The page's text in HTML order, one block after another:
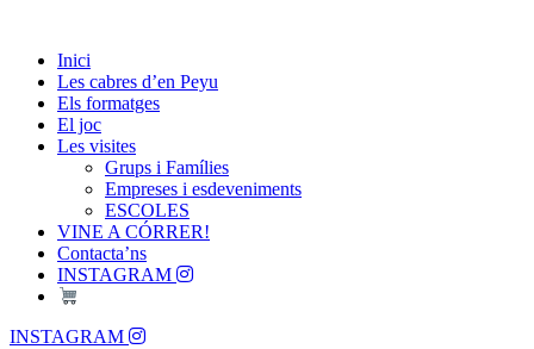
content
Les Cabres d'en Peyu
Inici
Les cabres d’en Peyu
Els formatges
El joc
Les visites
Grups i Famílies
Empreses i esdeveniments
ESCOLES
VINE A CÓRRER!
Contacta’ns
INSTAGRAM
Menu
INSTAGRAM